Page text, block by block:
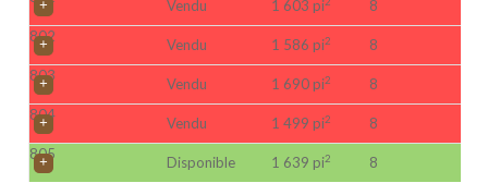
Vendu 1 603 pi
8
802
Vendu 1 586 pi2
8
803
Vendu 1 690 pi2
8
804
Vendu 1 499 pi2
8
805
Disponible 1 639 pi2 8